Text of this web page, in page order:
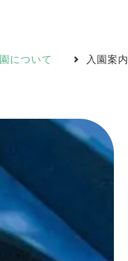
園について 入園案内